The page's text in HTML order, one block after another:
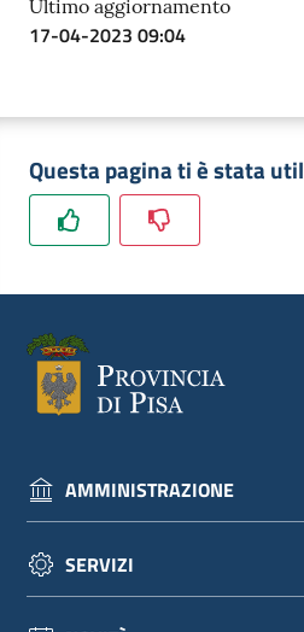
Ultimo aggiornamento
17-04-2023 09:04
Questa pagina ti è stata
AMMINISTRAZIONE
SERVIZI